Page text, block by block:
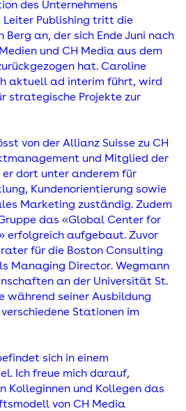
des Unternehmens
Leiter Publishing tritt die
an, der sich Ende Juni nach
und CH Media aus dem
hat. Caroline
aktuell ad interim führt, wird
strategische Projekte zur
von der Allianz Suisse zu CH
und Mitglied der
dort unter anderem für
Kundenorientierung sowie
Marketing zuständig. Zudem
das «Global Center for
erfolgreich aufgebaut. Zuvor
für die Boston Consulting
Managing Director. Wegmann
an der Universität St.
während seiner Ausbildung
Stationen im
sich in einem
Ich freue mich darauf,
Kolleginnen und Kollegen das
von CH Media